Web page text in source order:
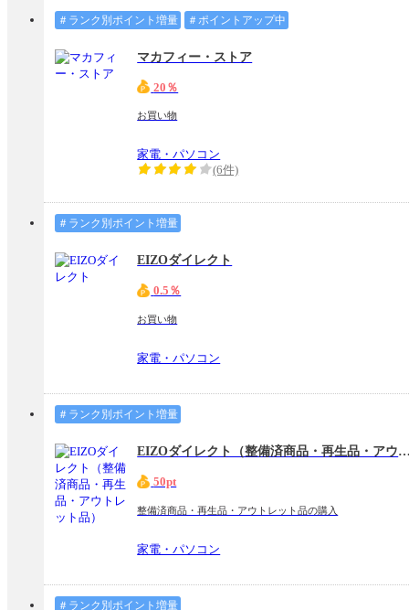
＃ランク別ポイント増量 ＃ポイントアップ中
マカフィー・ストア
20％
お買い物
家電・パソコン
(6件)
＃ランク別ポイント増量
EIZOダイレクト
0.5％
お買い物
家電・パソコン
＃ランク別ポイント増量
EIZOダイレクト（整備済商品・再生品
50pt
整備済商品・再生品・アウトレット品の購入
家電・パソコン
＃ランク別ポイント増量